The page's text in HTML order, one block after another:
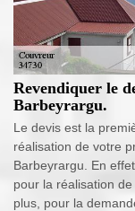
Revendiquer le
Barbeyrargu.
Le devis est la
réalisation de votre
Barbeyrargu. En
pour la réalisation
plus, pour la